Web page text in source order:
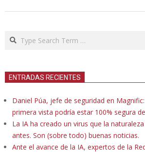
Search
ENTRADAS RECIENTES
Daniel Púa, jefe de seguridad en
primera vista podría estar 100% segura
La IA ha creado un virus que la
antes. Son (sobre todo) buenas noticias.
Ante el avance de la IA, expertos de la